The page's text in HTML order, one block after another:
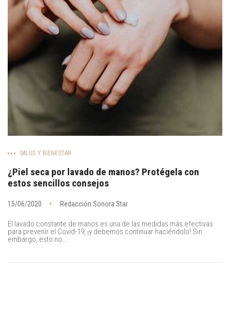
SALUD Y BIENESTAR
¿Piel seca por lavado de manos? Protégela con
estos sencillos consejos
15/06/2020 Redacción Sonora Star
El lavado constante de manos es una de las medidas más efectivas
para prevenir el Covid-19, ¡y debemos continuar haciéndolo! Sin
embargo, esto no...